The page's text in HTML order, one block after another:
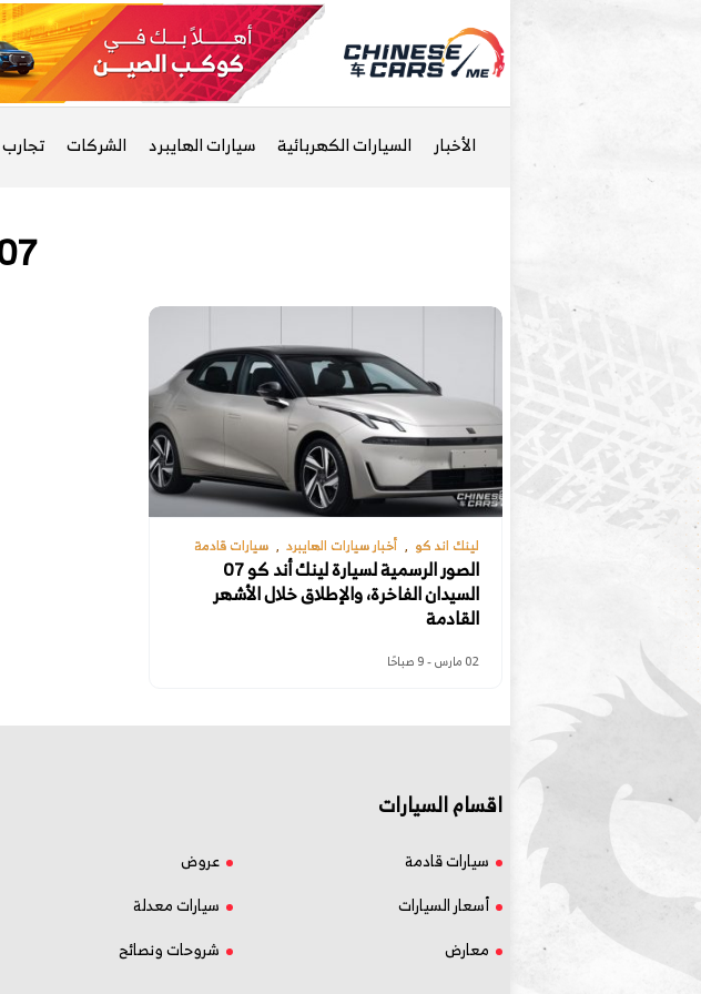
الأخبار السيارات الكهربائية سيارات الهايبرد الشركات
07
لينك اند كو أخبار سيارات الهايبرد سيارات قادمة
الصور الرسمية لسيارة لينك أند كو 07
السيدان الفاخرة، والإطلاق خلال الأشهر
القادمة
02 مارس - 9 صباحًا
اقسام السيارات
سيارات قادمة
عروض
أسعار السيارات
سيارات معدلة
معارض
شروحات ونصائح